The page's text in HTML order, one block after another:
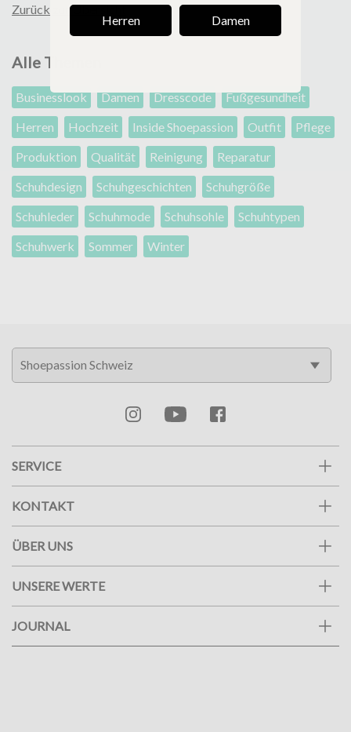
Zurück zur Übersicht
Alle Themen
Businesslook Damen Dresscode
Fußgesundheit
Herren
Hochzeit Inside Shoepassion Outfit
Pflege
Produktion
Qualität Reinigung
Reparatur
Schuhdesign
Schuhgeschichten
Schuhgröße
Schuhleder
Schuhmode Schuhsohle
Schuhtypen
Schuhwerk
Sommer Winter
SERVICE
KONTAKT
ÜBER UNS
UNSERE WERTE
JOURNAL
Herren Damen